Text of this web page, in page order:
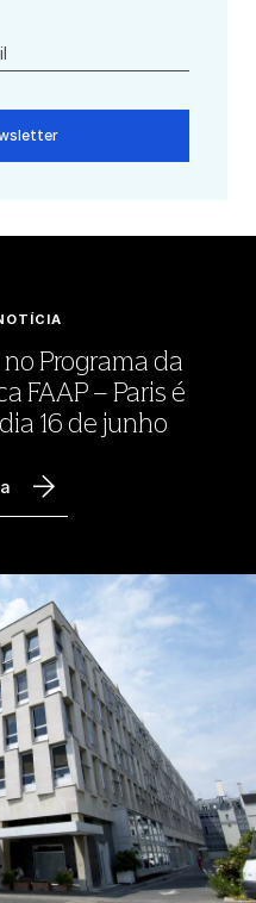
Programa da
FAAP – Paris é
16 de junho